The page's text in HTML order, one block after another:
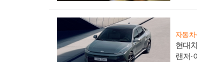
자동차
현대
랜저·